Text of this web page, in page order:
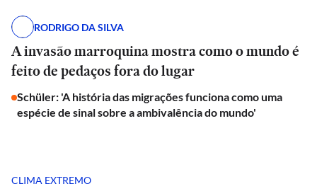
RODRIGO DA SILVA
A invasão marroquina mostra como o mundo é
feito de pedaços fora do lugar
Schüler: 'A história das migrações funciona como uma
espécie de sinal sobre a ambivalência do mundo'
CLIMA EXTREMO